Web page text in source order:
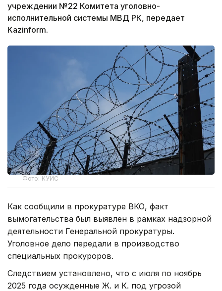
учреждении №22 Комитета уголовно-
исполнительной системы МВД РК, передает
Kazinform.
Фото: КУИС
Как сообщили в прокуратуре ВКО, факт
вымогательства был выявлен в рамках надзорной
деятельности Генеральной прокуратуры.
Уголовное дело передали в производство
специальных прокуроров.
Следствием установлено, что с июля по ноябрь
2025 года осужденные Ж. и К. под угрозой